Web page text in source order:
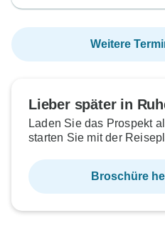
Weitere
Lieber später in
Laden Sie das Prospekt
starten Sie mit der
Broschüre